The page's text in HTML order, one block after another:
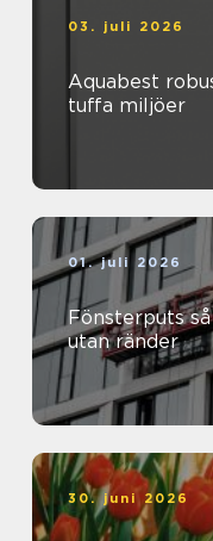
03. juli 2026
Aquabest robusta elinstallationer för
tuffa miljöer
01. juli 2026
Fönsterputs så får du skinande rena rutor
utan ränder
30. juni 2026